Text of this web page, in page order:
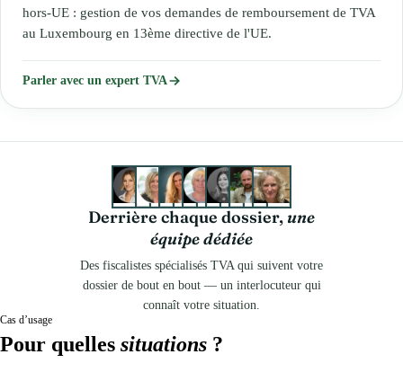
hors-UE : gestion de vos demandes de remboursement de TVA
au Luxembourg en 13ème directive de l'UE.
Parler avec un expert TVA
Derrière chaque dossier, une
équipe dédiée
Des fiscalistes spécialisés TVA qui suivent votre
dossier de bout en bout — un interlocuteur qui
connaît votre situation.
Cas d’usage
Pour quelles situations ?